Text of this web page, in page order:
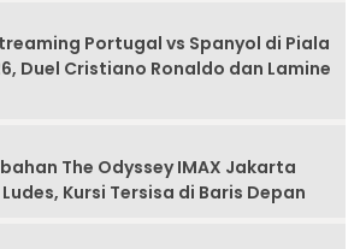
Portugal vs Spanyol di Piala
Duel Cristiano Ronaldo dan Lamine
The Odyssey IMAX Jakarta
Kursi Tersisa di Baris Depan